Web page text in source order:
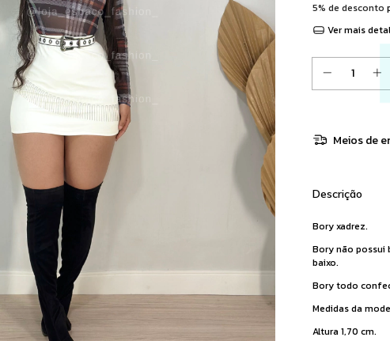
5% de desconto
Ver mais
Meios de
Descrição
Bory xadrez.
Bory não possui
baixo.
Borytodo
Medidas da
Altura 1,70 cm.